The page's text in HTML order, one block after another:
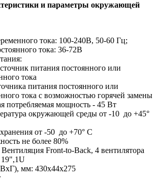
и параметры окружающей
тока: 100-240В, 50-60 Гц;
тока: 36-72В
питания постоянного или
тока
питания постоянного или
тока с возможностью горячей замены
потребляемая мощность - 45 Вт
окружающей среды от -10 до +45°
от -50 до +70° С
не более 80%
Front-to-Back, 4 вентилятора
мм: 430x44x275